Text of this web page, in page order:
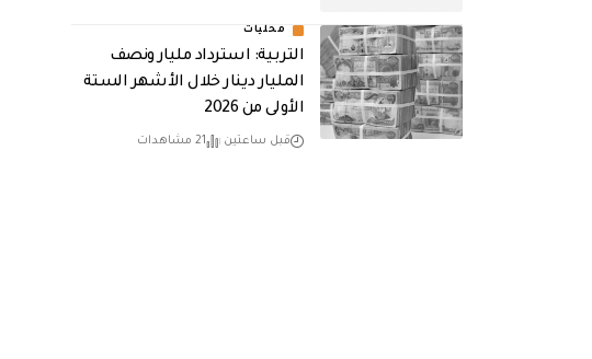
محليات
التربية: استرداد مليار ونصف
المليار دينار خلال الأشهر الستة
الأولى من 2026
قبل ساعتين 21 مشاهدات